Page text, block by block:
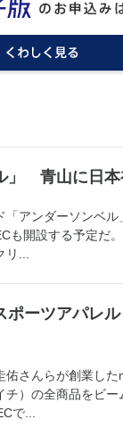
」 青山に日本
アンダーソンベ
も開設する予定だ
...
ポーツアパレ
さんらが創業し
）の全商品をビ
で...